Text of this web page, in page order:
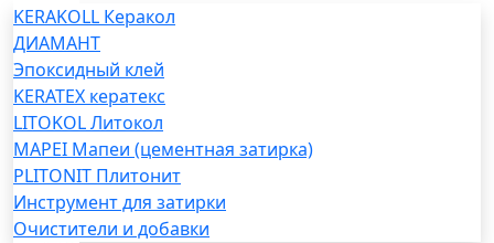
KERAKOLL Керакол
ДИАМАНТ
Эпоксидный клей
KERATEX кератекс
LITOKOL Литокол
MAPEI Мапеи (цементная затирка)
PLITONIT Плитонит
Инструмент для затирки
Очистители и добавки